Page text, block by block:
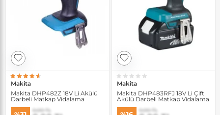
Makita
Makita DHP482Z 18V Li Akülü
Darbeli Matkap Vidalama
0,00 TL
Makita
Makita DHP483RFJ 18V Li Çift
Akülü Darbeli Matkap Vidalama
0,00 TL